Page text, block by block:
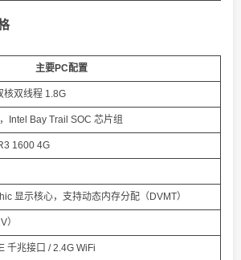
主要PC配置
核双线程 1.8G
Intel Bay Trail SOC 芯片组
1600 4G
显示核心，支持动态内存分配（DVMT）
）
千兆接口 / 2.4G WiFi